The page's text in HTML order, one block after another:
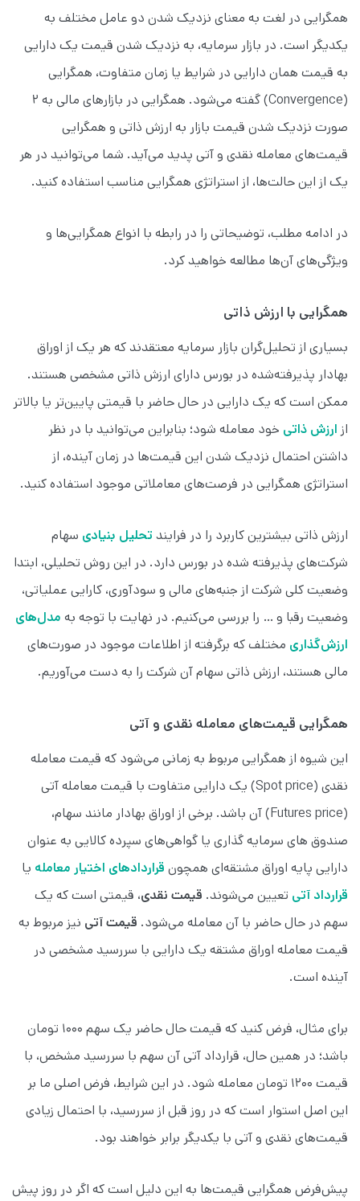
همگرایی در لغت به معنای نزدیک شدن دو عامل مختلف به
یکدیگر است. در بازار سرمایه، به نزدیک شدن قیمت یک دارایی
به قیمت همان دارایی در شرایط یا زمان متفاوت، همگرایی
(Convergence) گفته می‌شود. همگرایی در بازارهای مالی به ۲
صورت نزدیک شدن قیمت بازار به ارزش ذاتی و همگرایی
قیمت‌های معامله نقدی و آتی پدید می‌آید. شما می‌توانید در هر
یک از این حالت‌ها، از استراتژی همگرایی مناسب استفاده کنید.
در ادامه مطلب، توضیحاتی را در رابطه با انواع همگرایی‌ها و
ویژگی‌های آن‌ها مطالعه خواهید کرد.
همگرایی با ارزش ذاتی
بسیاری از تحلیل‌گران بازار سرمایه معتقدند که هر یک از اوراق
بهادار پذیرفته‌شده در بورس دارای ارزش ذاتی مشخصی هستند.
ممکن است که یک دارایی در حال حاضر با قیمتی پایین‌تر یا بالاتر
از ارزش ذاتی خود معامله شود؛ بنابراین می‌توانید با در نظر
داشتن احتمال نزدیک شدن این قیمت‌ها در زمان آینده، از
استراتژی همگرایی در فرصت‌های معاملاتی موجود استفاده کنید.
ارزش ذاتی بیشترین کاربرد را در فرایند تحلیل بنیادی سهام
شرکت‌های پذیرفته شده در بورس دارد. در این روش تحلیلی، ابتدا
وضعیت کلی شرکت از جنبه‌های مالی و سودآوری، کارایی عملیاتی،
وضعیت رقبا و … را بررسی می‌کنیم. در نهایت با توجه به مدل‌های
ارزش‌گذاری مختلف که برگرفته از اطلاعات موجود در صورت‌های
مالی هستند، ارزش ذاتی سهام آن شرکت را به دست می‌آوریم.
همگرایی قیمت‌های معامله نقدی و آتی
این شیوه از همگرایی مربوط به زمانی می‌شود که قیمت معامله
نقدی (Spot price) یک دارایی متفاوت با قیمت معامله آتی
(Futures price) آن باشد. برخی از اوراق بهادار مانند سهام،
صندوق های سرمایه گذاری یا گواهی‌های سپرده کالایی به عنوان
دارایی پایه اوراق مشتقه‌ای همچون قراردادهای اختیار معامله یا
قرارداد آتی تعیین می‌شوند. قیمت نقدی، قیمتی است که یک
سهم در حال حاضر با آن معامله می‌شود. قیمت آتی نیز مربوط به
قیمت معامله اوراق مشتقه یک دارایی با سررسید مشخصی در
آینده است.
برای مثال، فرض کنید که قیمت حال حاضر یک سهم ۱۰۰۰ تومان
باشد؛ در همین حال، قرارداد آتی آن سهم با سررسید مشخص، با
قیمت ۱۲۰۰ تومان معامله شود. در این شرایط، فرض اصلی ما بر
این اصل استوار است که در روز قبل از سررسید، با احتمال زیادی
قیمت‌های نقدی و آتی با یکدیگر برابر خواهند بود.
پیش‌فرض همگرایی قیمت‌ها به این دلیل است که اگر در روز پیش